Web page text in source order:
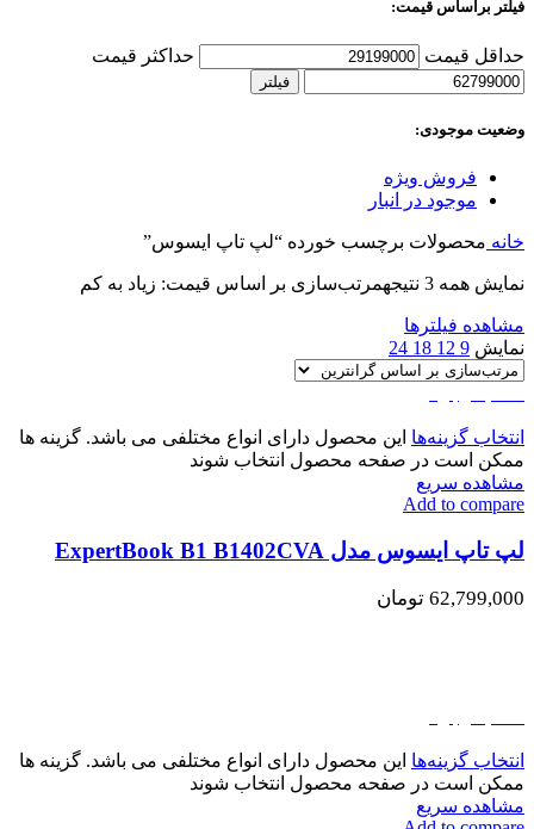
فیلتر براساس قیمت:
حداقل قیمت حداکثر قیمت
فیلتر
وضعیت موجودی:
فروش ویژه
موجود در انبار
خانه محصولات برچسب خورده “لپ تاپ ایسوس”
نمایش همه 3 نتیجه مرتب‌سازی بر اساس قیمت: زیاد به کم
مشاهده فیلترها
نمایش 9
12
18
24
انتخاب گزینه‌ها این محصول دارای انواع مختلفی می باشد. گزینه ها
ممکن است در صفحه محصول انتخاب شوند
مشاهده سریع
Add to compare
لپ تاپ ایسوس مدل ExpertBook B1 B1402CVA
62,799,000 تومان
انتخاب گزینه‌ها این محصول دارای انواع مختلفی می باشد. گزینه ها
ممکن است در صفحه محصول انتخاب شوند
مشاهده سریع